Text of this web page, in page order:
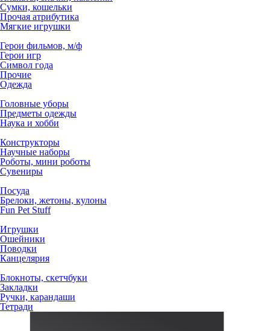
Сумки, кошельки
Прочая атрибутика
Мягкие игрушки
Герои фильмов, м/ф
Герои игр
Символ года
Прочие
Одежда
Головные уборы
Предметы одежды
Наука и хобби
Конструкторы
Научные наборы
Роботы, мини роботы
Сувениры
Посуда
Брелоки, жетоны, кулоны
Fun Pet Stuff
Игрушки
Ошейники
Поводки
Канцелярия
Блокноты, скетчбуки
Закладки
Ручки, карандаши
Тетради